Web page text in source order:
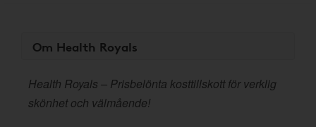
Om Health Royals
Health Royals – Prisbelönta kosttillskott för verklig
skönhet och välmående!